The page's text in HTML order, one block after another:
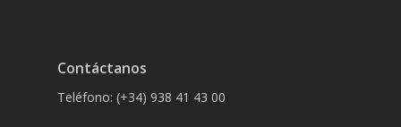
Contáctanos
Teléfono: (+34) 938 41 43 00